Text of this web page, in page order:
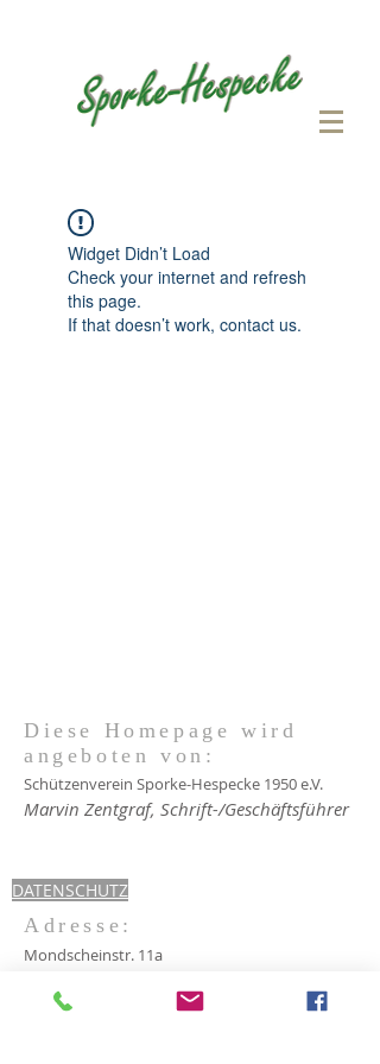
Widget Didn’t Load
Check your internet and refresh
this page.
If that doesn’t work, contact us.
Diese Homepage wird
angeboten von:
Schützenverein Sporke-Hespecke 1950 e.V.
Marvin Zentgraf, Schrift-/Geschäftsführer
DATENSCHUTZ
Adresse:
Mondscheinstr. 11a